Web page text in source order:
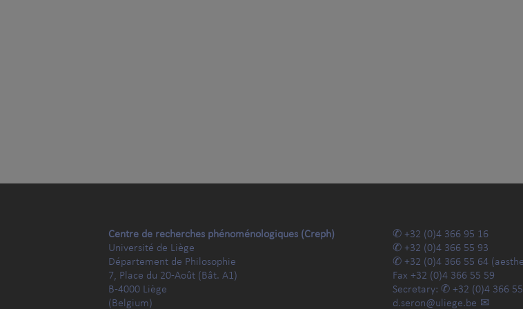
Centre de recherches phénoménologiques (Creph)
Université de Liège
Département de Philosophie
7, Place du 20-Août (Bât. A1)
B-4000 Liège
(Belgium)
+32 (0)4 366 95 16
+32 (0)4 366 55 93
+32 (0)4 366 55 64
Fax +32 (0)4 366 55 59
Secretary:
+32 (0)4 366
d.seron@uliege.be